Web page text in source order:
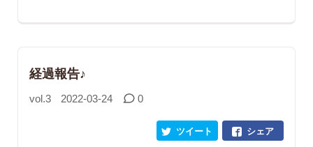
経過報告♪
vol.3 2022-03-24 0
シェア
ツイート